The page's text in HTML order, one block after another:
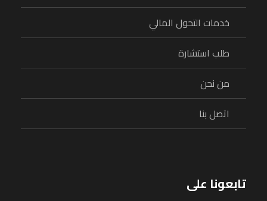
خدمات التحول المالي
طلب استشارة
من نحن
اتصل بنا
تابعونا على